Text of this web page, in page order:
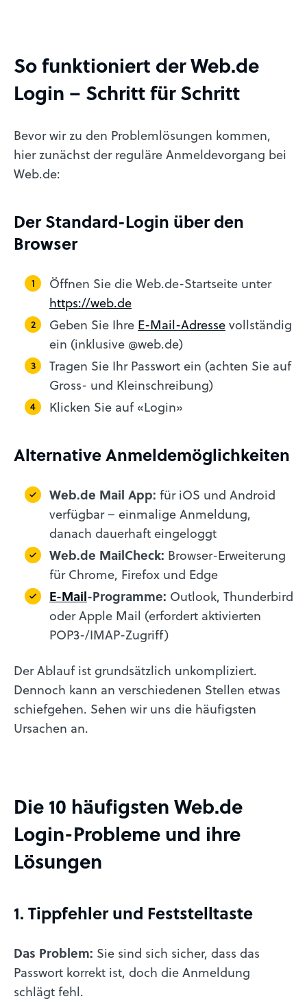
So funktioniert der Web.de
Login – Schritt für Schritt
Bevor wir zu den Problemlösungen kommen,
hier zunächst der reguläre Anmeldevorgang bei
Web.de:
Der Standard-Login über den
Browser
Öffnen Sie die Web.de-Startseite unter
https://web.de
Geben Sie Ihre E-Mail-Adressevollständig
ein (inklusive @web.de)
Tragen Sie Ihr Passwort ein (achten Sie auf
Gross- und Kleinschreibung)
Klicken Sie auf «Login»
Alternative Anmeldemöglichkeiten
Web.de Mail App: für iOS und Android
verfügbar – einmalige Anmeldung,
danach dauerhaft eingeloggt
Web.de MailCheck: Browser-Erweiterung
für Chrome, Firefox und Edge
E-Mail-Programme: Outlook, Thunderbird
oder Apple Mail (erfordert aktivierten
POP3-/IMAP-Zugriff)
Der Ablauf ist grundsätzlich unkompliziert.
Dennoch kann an verschiedenen Stellen etwas
schiefgehen. Sehen wir uns die häufigsten
Ursachen an.
Die 10 häufigsten Web.de
Login-Probleme und ihre
Lösungen
1. Tippfehler und Feststelltaste
Das Problem: Sie sind sich sicher, dass das
Passwort korrekt ist, doch die Anmeldung
schlägt fehl.